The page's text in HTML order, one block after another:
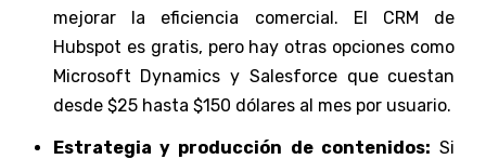
mejorar la eficiencia comercial. El CRM de
Hubspot es gratis, pero hay otras opciones como
Microsoft Dynamics y Salesforce que cuestan
desde $25 hasta $150 dólares al mes por usuario.
Estrategia y producción de contenidos: Si